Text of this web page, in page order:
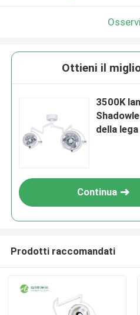
Ottieni il
3500K
della
Continua
Prodotti raccomandati